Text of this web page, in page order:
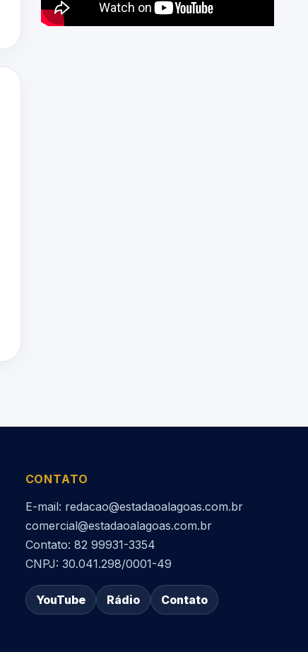
CONTATO
E-mail: redacao@estadaoalagoas.com.br
comercial@estadaoalagoas.com.br
Contato: 82 99931-3354
CNPJ: 30.041.298/0001-49
YouTube Rádio Contato